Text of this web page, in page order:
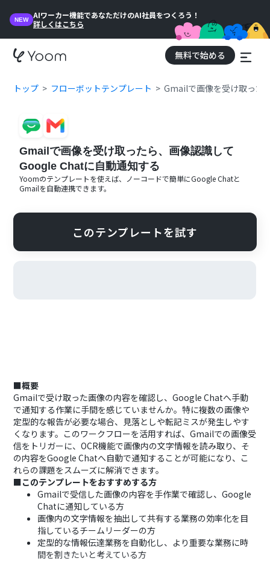
NEW
AIワーカー機能であなただけのAI社員をつくろう！
詳しくはこちら
無料で始める
トップ フローボットテンプレート Gmailで画像を受け取った
Gmailで画像を受け取ったら、画像認識して
Google Chatに自動通知する
Yoomのテンプレートを使えば、ノーコードで簡単にGoogle Chatと
Gmailを自動連携できます。
このテンプレートを試す
■概要
Gmailで受け取った画像の内容を確認し、Google Chatへ手動
で通知する作業に手間を感じていませんか。特に複数の画像や
定型的な報告が必要な場合、見落としや転記ミスが発生しやす
くなります。このワークフローを活用すれば、Gmailでの画像受
信をトリガーに、OCR機能で画像内の文字情報を読み取り、そ
の内容をGoogle Chatへ自動で通知することが可能になり、こ
れらの課題をスムーズに解消できます。
■このテンプレートをおすすめする方
Gmailで受信した画像の内容を手作業で確認し、Google
Chatに通知している方
画像内の文字情報を抽出して共有する業務の効率化を目
指しているチームリーダーの方
定型的な情報伝達業務を自動化し、より重要な業務に時
間を割きたいと考えている方